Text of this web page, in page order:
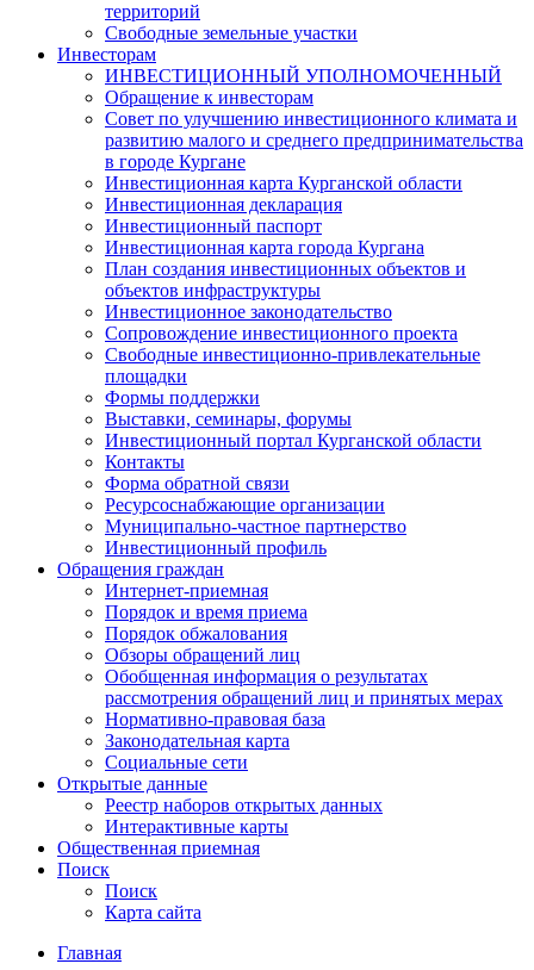
территорий
Свободные земельные участки
Инвесторам
ИНВЕСТИЦИОННЫЙ УПОЛНОМОЧЕННЫЙ
Обращение к инвесторам
Совет по улучшению инвестиционного климата и
развитию малого и среднего предпринимательства
в городе Кургане
Инвестиционная карта Курганской области
Инвестиционная декларация
Инвестиционный паспорт
Инвестиционная карта города Кургана
План создания инвестиционных объектов и
объектов инфраструктуры
Инвестиционное законодательство
Сопровождение инвестиционного проекта
Свободные инвестиционно-привлекательные
площадки
Формы поддержки
Выставки, семинары, форумы
Инвестиционный портал Курганской области
Контакты
Форма обратной связи
Ресурсоснабжающие организации
Муниципально-частное партнерство
Инвестиционный профиль
Обращения граждан
Интернет-приемная
Порядок и время приема
Порядок обжалования
Обзоры обращений лиц
Обобщенная информация о результатах
рассмотрения обращений лиц и принятых мерах
Нормативно-правовая база
Законодательная карта
Социальные сети
Открытые данные
Реестр наборов открытых данных
Интерактивные карты
Общественная приемная
Поиск
Поиск
Карта сайта
Главная